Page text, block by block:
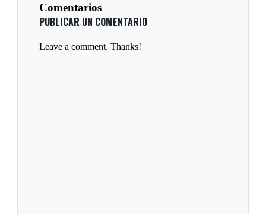
Comentarios
PUBLICAR UN COMENTARIO
Leave a comment. Thanks!